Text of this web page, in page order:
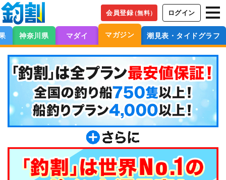
会員登録（無料） ログイン
神奈川県 マダイ マガジン 潮見表・タイドグラフ